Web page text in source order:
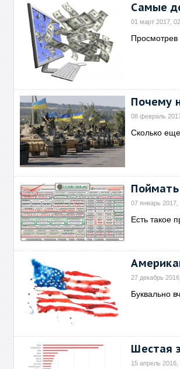
Самые
01 март 2017,
Просмотрев
Почему
08 февраль
Сколько
07 январь 2017,
Есть такое
27 декабрь
Буквально
Шестая
15 апрель 2016,